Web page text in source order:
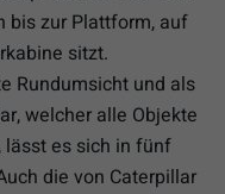
bis zur Plattform, auf
sitzt.
Rundumsicht und als
welcher alle Objekte
lässt es sich in fünf
die von Caterpillar